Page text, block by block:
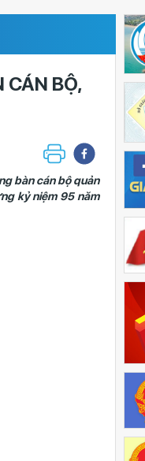
CÁN BỘ,
bàn cán bộ quản
kỷ niệm 95 năm